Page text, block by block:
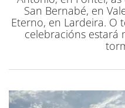
San Bernabé, en
Eterno, en Lardeira. O
celebracións estará